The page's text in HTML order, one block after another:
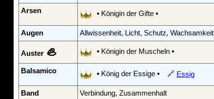
Arsen ▪ Königin der Gifte ▪
Augen Allwissenheit, Licht, Schutz, Wachsamkeit
Auster 🦪 ▪ Königin der Muscheln ▪
Balsamico ▪ König der Essige ▪ 🔗 Essig
Band
Verbindung, Zusammenhalt